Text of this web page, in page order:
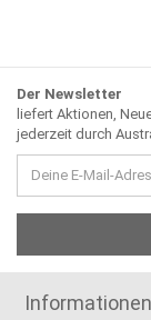
Der Newsletter
liefert Aktionen,
jederzeit durch
Informationen